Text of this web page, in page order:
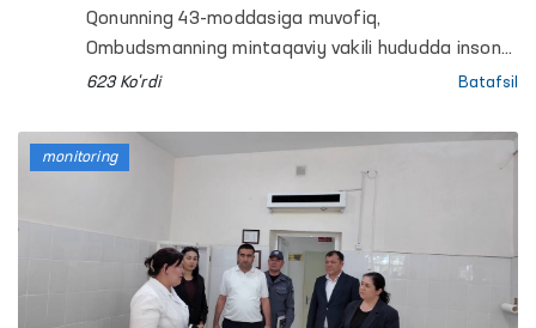
Qonunning 43-moddasiga muvofiq,
Ombudsmanning mintaqaviy vakili hududda inson
huquqlari, erkinliklari va qonuniy manfaatlarini
Qoraqalpog‘iston Respublikasi Jo‘qorg‘i Kengesiga,
xalq deputatlari viloyatlar va Toshkent shahar
Kengashlariga maʼruza taqdim etadi.
623 Ko'rdi Batafsil
monitoring